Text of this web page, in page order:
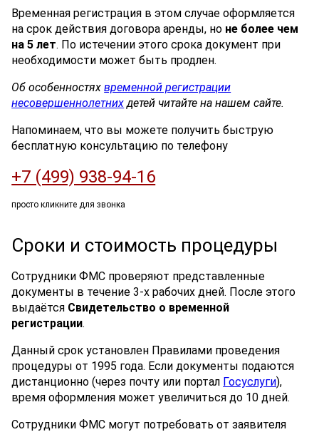
Временная регистрация в этом случае оформляется
на срок действия договора аренды, но не более чем
на 5 лет. По истечении этого срока документ при
необходимости может быть продлен.
Об особенностяхвременной регистрации
несовершеннолетнихдетей читайте на нашем сайте.
Напоминаем, что вы можете получить быструю
бесплатную консультацию по телефону
+7 (499) 938-94-16
просто кликните для звонка
Сроки и стоимость процедуры
Сотрудники ФМС проверяют представленные
документы в течение 3-х рабочих дней. После этого
выдаётся Свидетельство о временной
регистрации.
Данный срок установлен Правилами проведения
процедуры от 1995 года. Если документы подаются
дистанционно (через почту или портал Госуслуги),
время оформления может увеличиться до 10 дней.
Сотрудники ФМС могут потребовать от заявителя